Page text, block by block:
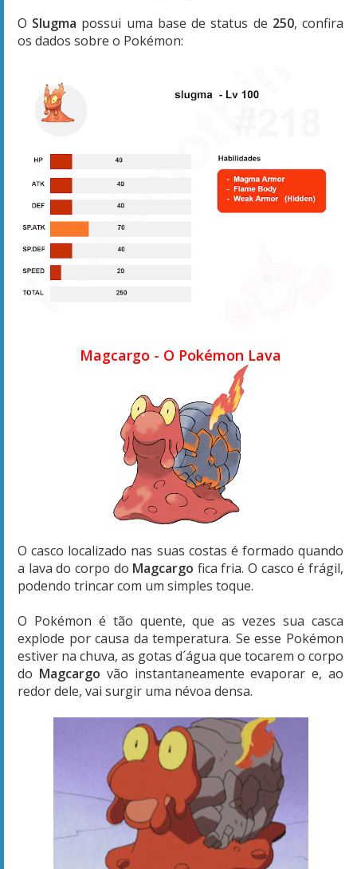
O Slugma possui uma base de status de 250, confira
os dados sobre o Pokémon:
Magcargo - O Pokémon Lava
O casco localizado nas suas costas é formado quando
a lava do corpo do Magcargo fica fria. O casco é frágil,
podendo trincar com um simples toque.
O Pokémon é tão quente, que as vezes sua casca
explode por causa da temperatura. Se esse Pokémon
estiver na chuva, as gotas d´água que tocarem o corpo
do Magcargo vão instantaneamente evaporar e, ao
redor dele, vai surgir uma névoa densa.